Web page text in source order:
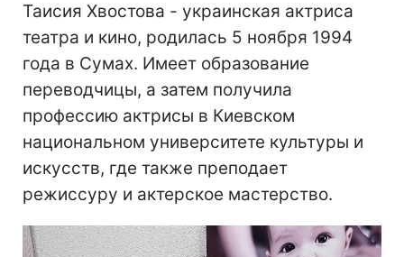
Таисия Хвостова - украинская актриса
театра и кино, родилась 5 ноября 1994
года в Сумах. Имеет образование
переводчицы, а затем получила
профессию актрисы в Киевском
национальном университете культуры и
искусств, где также преподает
режиссуру и актерское мастерство.